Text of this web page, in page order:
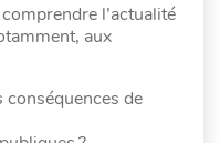
l’actualité
aux
conséquences de